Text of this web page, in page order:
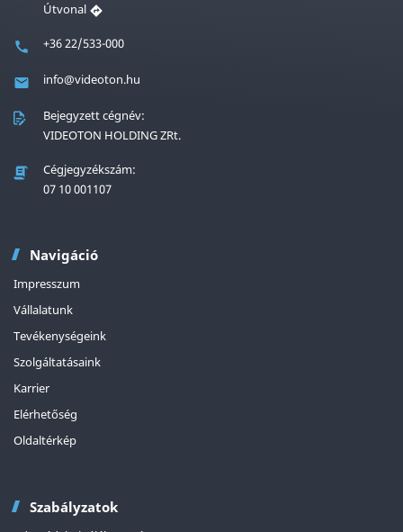
Útvonal
+36 22/533-000
info@videoton.hu
Bejegyzett cégnév:
VIDEOTON HOLDING ZRt.
Cégjegyzékszám:
07 10 001107
Navigáció
Impresszum
Vállalatunk
Tevékenységeink
Szolgáltatásaink
Karrier
Elérhetőség
Oldaltérkép
Szabályzatok